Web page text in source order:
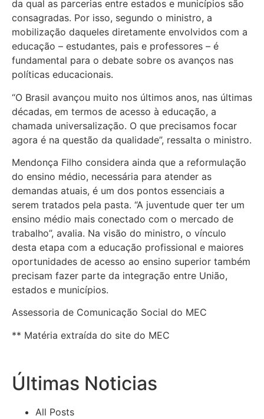
da qual as parcerias entre estados e municípios são
consagradas. Por isso, segundo o ministro, a
mobilização daqueles diretamente envolvidos com a
educação – estudantes, pais e professores – é
fundamental para o debate sobre os avanços nas
políticas educacionais.
“O Brasil avançou muito nos últimos anos, nas últimas
décadas, em termos de acesso à educação, a
chamada universalização. O que precisamos focar
agora é na questão da qualidade”, ressalta o ministro.
Mendonça Filho considera ainda que a reformulação
do ensino médio, necessária para atender as
demandas atuais, é um dos pontos essenciais a
serem tratados pela pasta. “A juventude quer ter um
ensino médio mais conectado com o mercado de
trabalho”, avalia. Na visão do ministro, o vínculo
desta etapa com a educação profissional e maiores
oportunidades de acesso ao ensino superior também
precisam fazer parte da integração entre União,
estados e municípios.
Assessoria de Comunicação Social do MEC
** Matéria extraída do site do MEC
Últimas Noticias
All Posts